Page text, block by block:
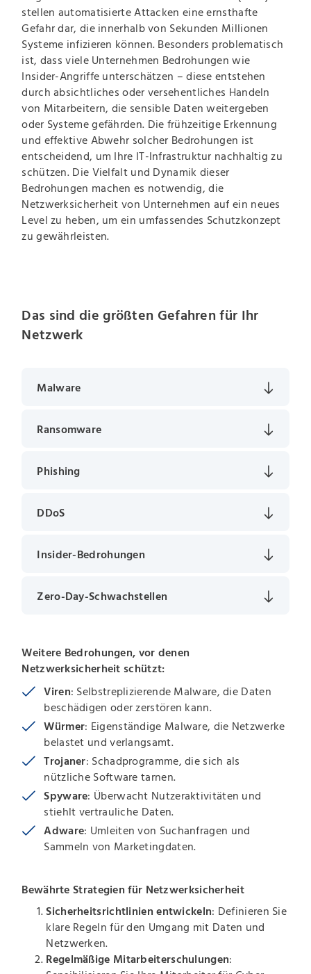
stellen automatisierte Attacken eine ernsthafte
Gefahr dar, die innerhalb von Sekunden Millionen
Systeme infizieren können. Besonders problematisch
ist, dass viele Unternehmen Bedrohungen wie
Insider-Angriffe unterschätzen – diese entstehen
durch absichtliches oder versehentliches Handeln
von Mitarbeitern, die sensible Daten weitergeben
oder Systeme gefährden. Die frühzeitige Erkennung
und effektive Abwehr solcher Bedrohungen ist
entscheidend, um Ihre IT-Infrastruktur nachhaltig zu
schützen. Die Vielfalt und Dynamik dieser
Bedrohungen machen es notwendig, die
Netzwerksicherheit von Unternehmen auf ein neues
Level zu heben, um ein umfassendes Schutzkonzept
zu gewährleisten.
Das sind die größten Gefahren für Ihr
Netzwerk
Malware
Ransomware
Phishing
DDoS
Insider-Bedrohungen
Zero-Day-Schwachstellen
Weitere Bedrohungen, vor denen
Netzwerksicherheit schützt:
Viren: Selbstreplizierende Malware, die Daten
beschädigen oder zerstören kann.
Würmer: Eigenständige Malware, die Netzwerke
belastet und verlangsamt.
Trojaner: Schadprogramme, die sich als
nützliche Software tarnen.
Spyware: Überwacht Nutzeraktivitäten und
stiehlt vertrauliche Daten.
Adware: Umleiten von Suchanfragen und
Sammeln von Marketingdaten.
Bewährte Strategien für Netzwerksicherheit
Sicherheitsrichtlinien entwickeln: Definieren Sie
klare Regeln für den Umgang mit Daten und
Netzwerken.
Regelmäßige Mitarbeiterschulungen: